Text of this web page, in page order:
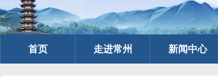
首页 走进常州 新闻中心